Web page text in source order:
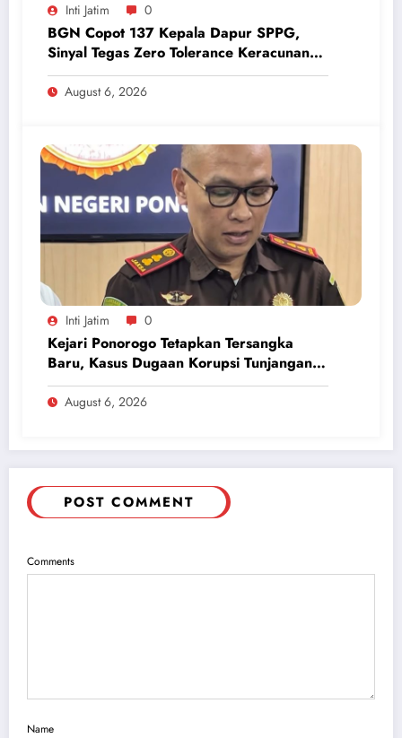
Inti Jatim 0
BGN Copot 137 Kepala Dapur SPPG,
Sinyal Tegas Zero Tolerance Keracunan
Makanan dan Korupsi
August 6, 2026
Inti Jatim 0
Kejari Ponorogo Tetapkan Tersangka
Baru, Kasus Dugaan Korupsi Tunjangan
Perumahan DPRD 2023-2026
August 6, 2026
POST COMMENT
Comments
Name